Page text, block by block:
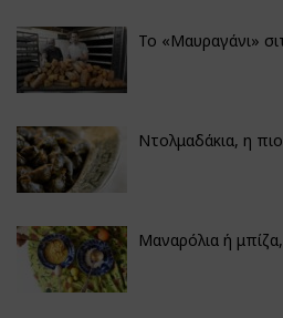
Το «Μαυραγάνι»
Ντολμαδάκια, η
Μαναρόλια ή